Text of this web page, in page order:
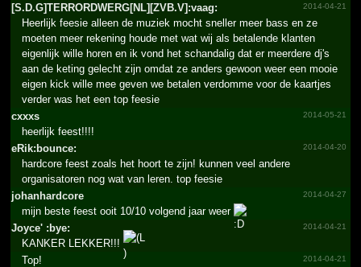
[S.­D.­G]TERR­ORDWER­G[NL][­ZVB.­V]:vaag:
2014-04-21
Heerlijk feesie alleen de muziek mocht sneller meer bass en ze
moeten meer rekening houde met wat wij als betalende klanten
eigenlijk wille horen en ik vond het schandalig dat er meerdere dj's
aan de keting gelecht zijn omdat ze anders gewoon weer een mooie
eigen kick wille mee geven we betalen verdomme voor de kaartjes
verder was het een top feesie
cxxxs
2014-05-21
heerlijk feest!!!!
eRik:bounce:
2014-04-20
hardcore feest zoals het hoort te zijn! kunnen veel andere
organisatoren nog wat van leren. top feesie
johanh­ardcor­e
2014-04-27
mijn beste feest ooit 10/10 volgend jaar weer
Joyce' :bye:
2014-04-21
KANKER LEKKER!!!
2014-04-21
Top!